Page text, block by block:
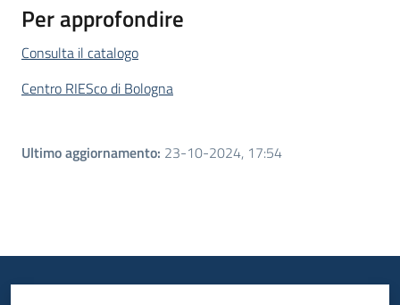
Per approfondire
Consulta il catalogo
Centro RIESco di Bologna
Ultimo aggiornamento: 23-10-2024, 17:54